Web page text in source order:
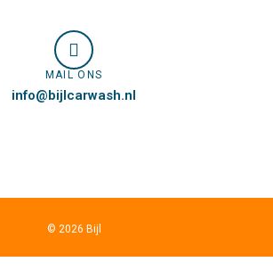
MAIL ONS
info@bijlcarwash.nl
© 2026 Bijl